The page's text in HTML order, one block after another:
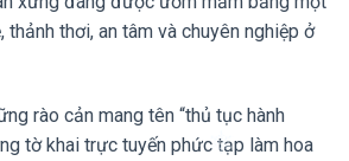
thơi, an tâm và chuyên nghiệp ở
rào cản mang tên “thủ tục hành
tờ khai trực tuyến phức tạp làm hoa